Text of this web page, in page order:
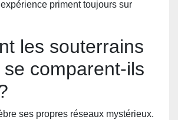
priment toujours sur
les souterrains
comparent-ils
ses propres réseaux mystérieux.